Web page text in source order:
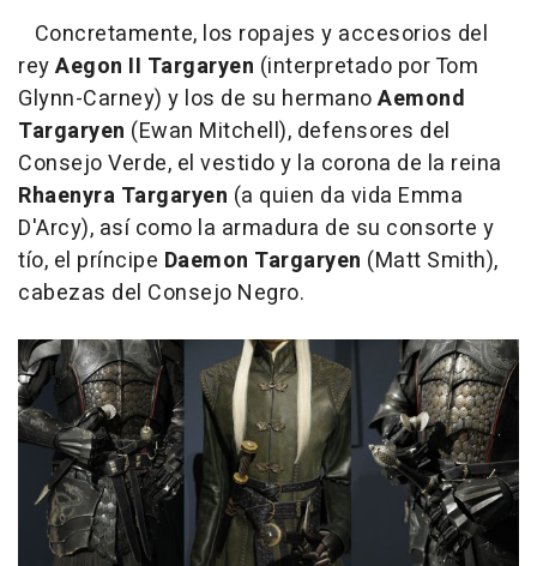
Concretamente, los ropajes y accesorios del
reyAegon II Targaryen (interpretado por Tom
Glynn-Carney) y los de su hermanoAemond
Targaryen (Ewan Mitchell), defensores del
Consejo Verde, el vestido y la corona de la reina
Rhaenyra Targaryen (a quien da vida Emma
D'Arcy), así como la armadura de su consorte y
tío, el príncipe Daemon Targaryen (Matt Smith),
cabezas del Consejo Negro.